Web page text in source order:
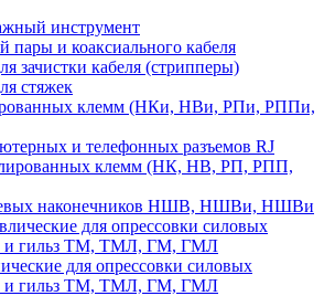
инструмент
пары и коаксиального кабеля
зачистки кабеля (стрипперы)
стяжек
клемм (НКи, НВи, РПи, РППи,
и телефонных разъемов RJ
клемм (НК, НВ, РП, РПП,
наконечников НШВ, НШВи, НШВи
для опрессовки силовых
и гильз ТМ, ТМЛ, ГМ, ГМЛ
для опрессовки силовых
и гильз ТМ, ТМЛ, ГМ, ГМЛ